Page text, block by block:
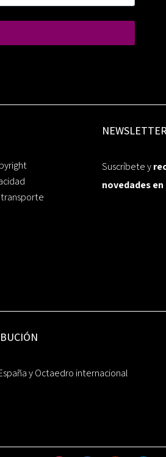
NEWSLETTER
Suscríbete y
novedades
y Octaedro internacional